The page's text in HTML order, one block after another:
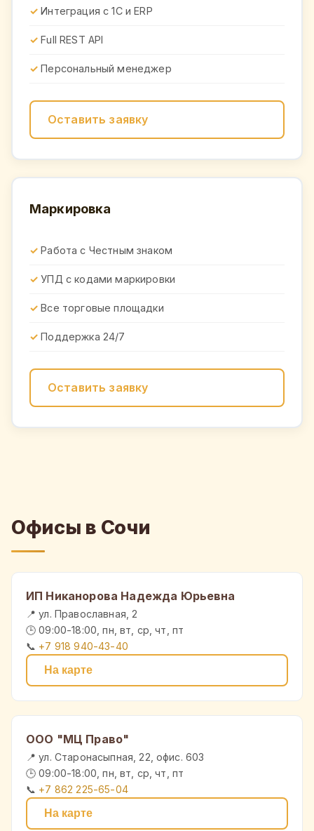
Интеграция с 1С и ERP
Full REST API
Персональный менеджер
Оставить заявку
Маркировка
Работа с Честным знаком
УПД с кодами маркировки
Все торговые площадки
Поддержка 24/7
Оставить заявку
Офисы в Сочи
ИП Никанорова Надежда Юрьевна
📍 ул. Православная, 2
🕒 09:00-18:00, пн, вт, ср, чт, пт
📞 +7 918 940-43-40
На карте
ООО "МЦ Право"
📍 ул. Старонасыпная, 22, офис. 603
🕒 09:00-18:00, пн, вт, ср, чт, пт
📞 +7 862 225-65-04
На карте